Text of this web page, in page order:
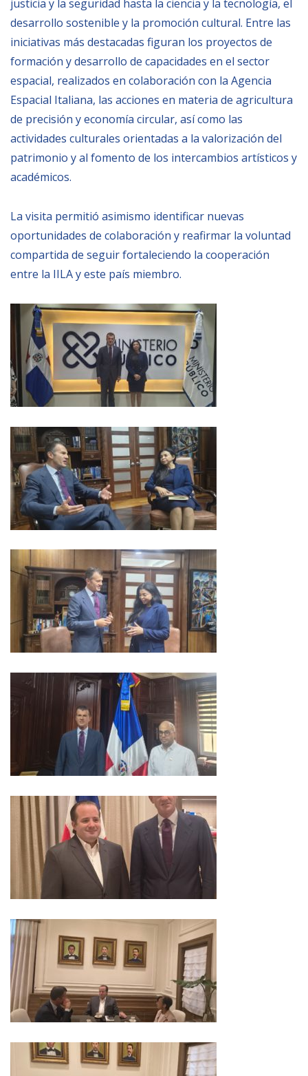
justicia y la seguridad hasta la ciencia y la tecnología, el
desarrollo sostenible y la promoción cultural. Entre las
iniciativas más destacadas figuran los proyectos de
formación y desarrollo de capacidades en el sector
espacial, realizados en colaboración con la Agencia
Espacial Italiana, las acciones en materia de agricultura
de precisión y economía circular, así como las
actividades culturales orientadas a la valorización del
patrimonio y al fomento de los intercambios artísticos y
académicos.
La visita permitió asimismo identificar nuevas
oportunidades de colaboración y reafirmar la voluntad
compartida de seguir fortaleciendo la cooperación
entre la IILA y este país miembro.